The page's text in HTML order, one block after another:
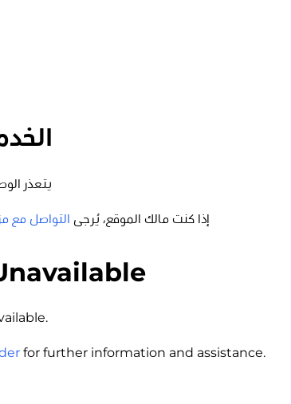
يتعذر
إذا كنت مالك الموقع، يُرجى التواصل مع
for further information and assistance.